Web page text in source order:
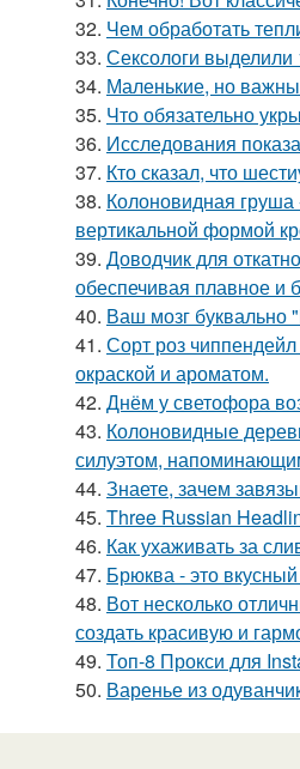
32. Чем обработать
33. Сексологи выделили
34. Маленькие, но
35. Что обязательно
36. Исследования
37. Кто сказал, что
38. Колоновидная груша
вертикальной формой
39. Доводчик для
обеспечивая плавное и
40. Ваш мозг буквально
41. Сорт роз
окраской и ароматом.
42. Днём у светофора
43. Колоновидные
силуэтом,
44. Знаете, зачем
45. Three Russian
46. Как ухаживать за
47. Брюква - это
48. Вот несколько
создать красивую и
49. Топ-8 Прокси для
50. Варенье из